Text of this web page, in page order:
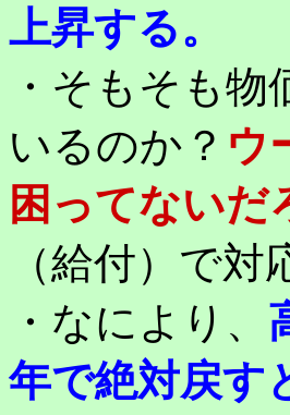
上昇する。
・そもそも
いるのか？ ウ
困ってないだ
（給付）で対
・なにより、
年で絶対戻す